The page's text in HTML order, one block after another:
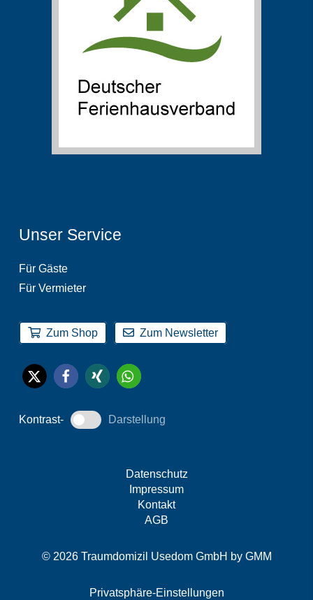
Unser Service
Für Gäste
Für Vermieter
Zum Shop Zum Newsletter
Kontrast- Darstellung
© 2026 Traumdomizil Usedom GmbH by GMM
Privatsphäre-Einstellungen
Datenschutz
Impressum
Kontakt
AGB